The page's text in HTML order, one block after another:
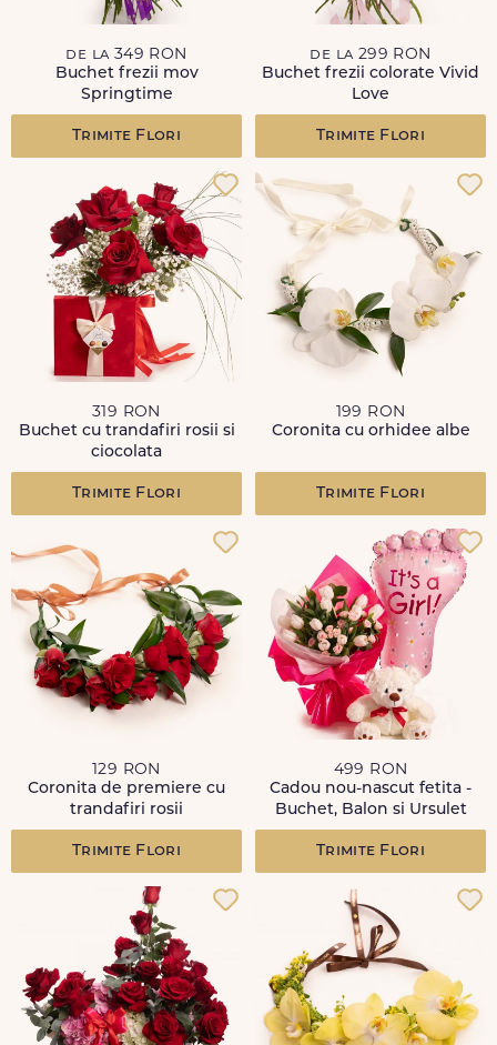
de la 349 RON
Buchet frezii mov
Springtime
Trimite Flori
de la 299 RON
Buchet frezii colorate Vivid
Love
Trimite Flori
319 RON
Buchet cu trandafiri rosii si
ciocolata
Trimite Flori
199 RON
Coronita cu orhidee albe
Trimite Flori
129 RON
Coronita de premiere cu
trandafiri rosii
Trimite Flori
499 RON
Cadou nou-nascut fetita -
Buchet, Balon si Ursulet
Trimite Flori